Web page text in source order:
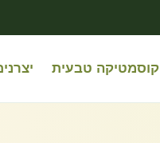
קוסמטיקה טבעית